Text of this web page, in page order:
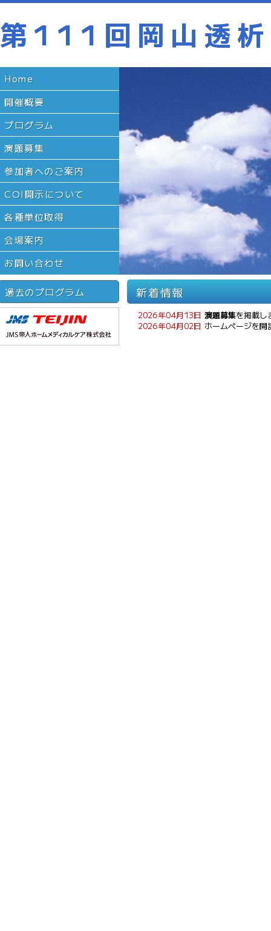
第111回岡山透
Home
開催概要
プログラム
演題募集
参加者へのご案内
COI開示について
各種単位取得
会場案内
お問い合わせ
過去のプログラム 新着情報
2026年04月13日 演題募集を掲載し
2026年04月02日 ホームページを開